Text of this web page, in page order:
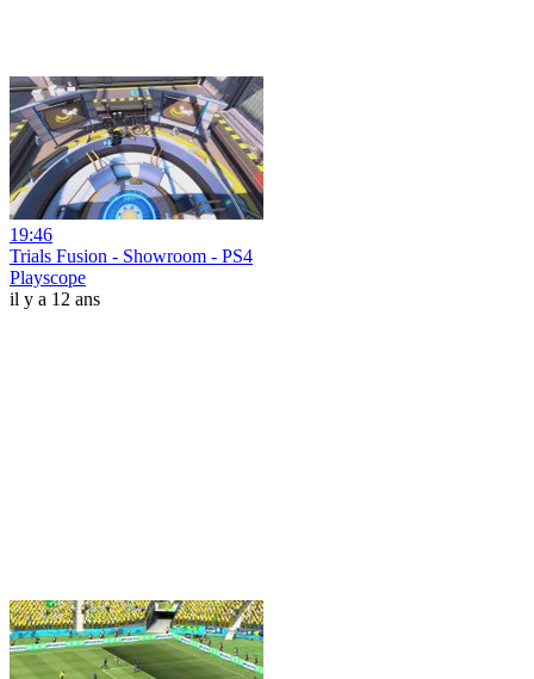
19:46
Trials Fusion - Showroom - PS4
Playscope
il y a 12 ans